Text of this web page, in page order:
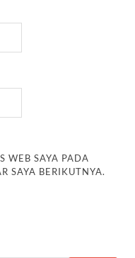
WEB SAYA PADA
SAYA BERIKUTNYA.